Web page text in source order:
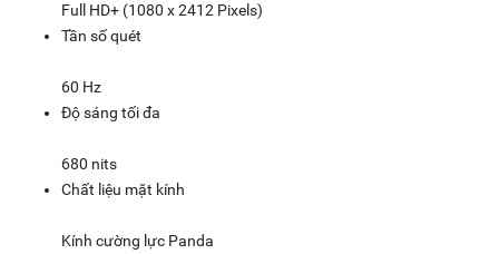
Full HD+ (1080 x 2412 Pixels)
Tần số quét
60 Hz
Độ sáng tối đa
680 nits
Chất liệu mặt kính
Kính cường lực Panda